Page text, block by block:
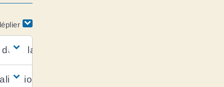
la FPE ?
dans la FPE ?